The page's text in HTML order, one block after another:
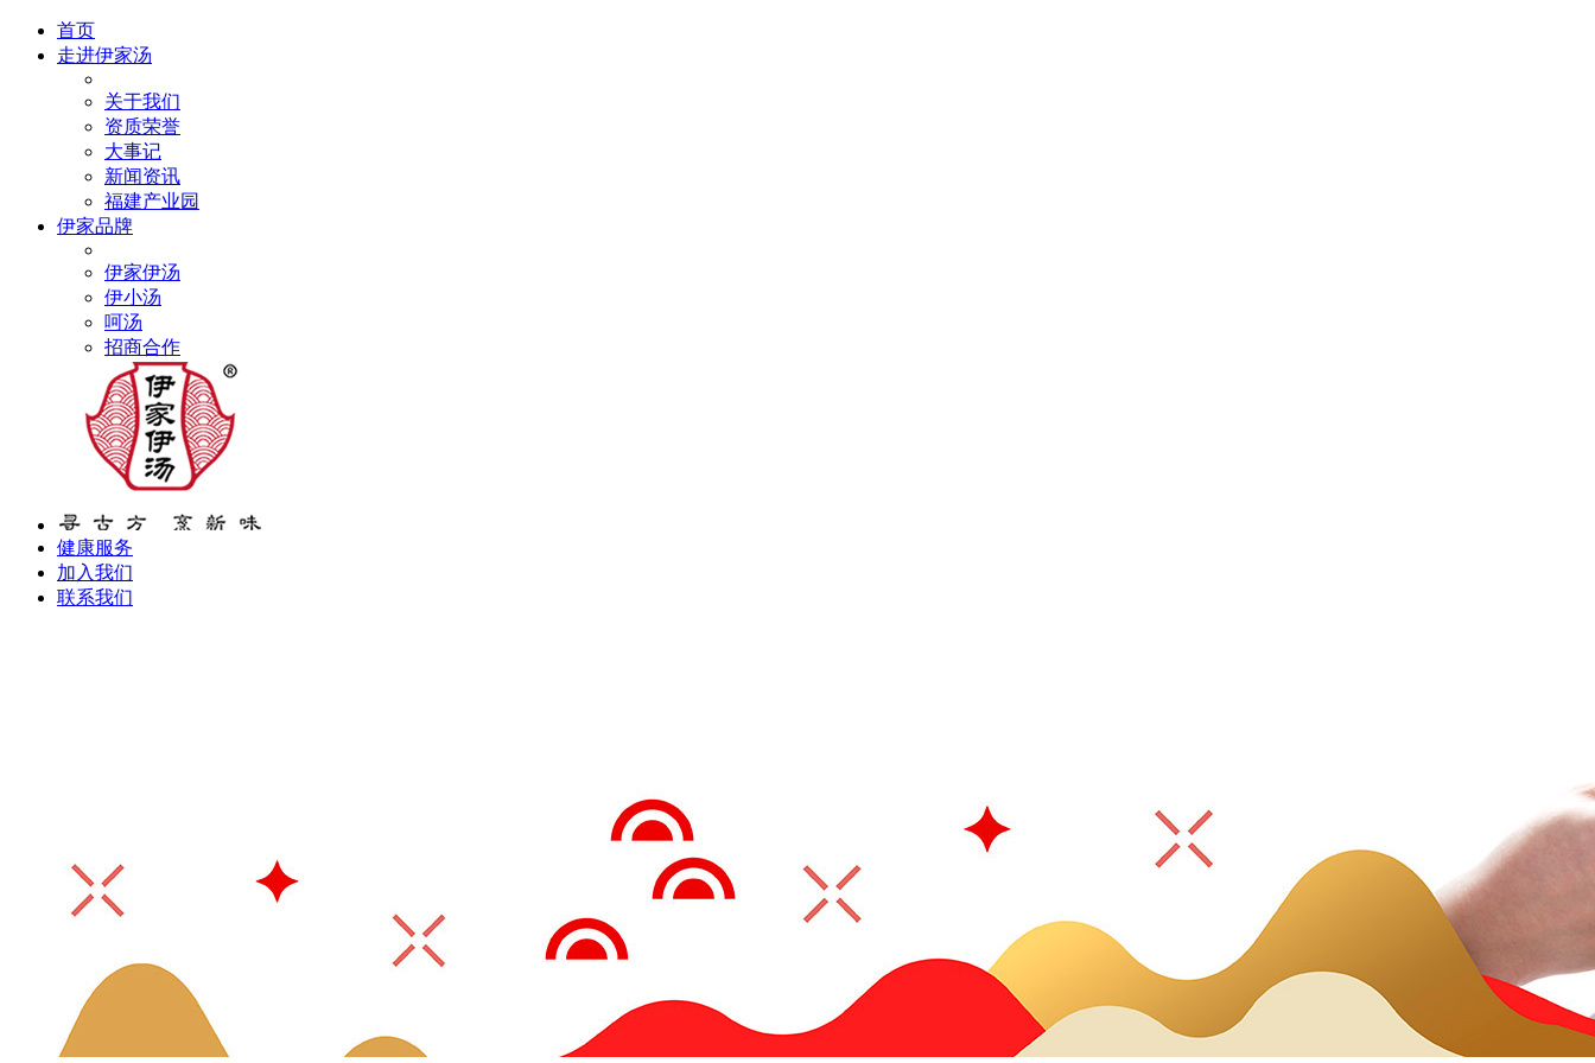
首页
走进伊家汤
关于我们
资质荣誉
大事记
新闻资讯
福建产业园
伊家品牌
伊家伊汤
伊小汤
呵汤
招商合作
健康服务
加入我们
联系我们